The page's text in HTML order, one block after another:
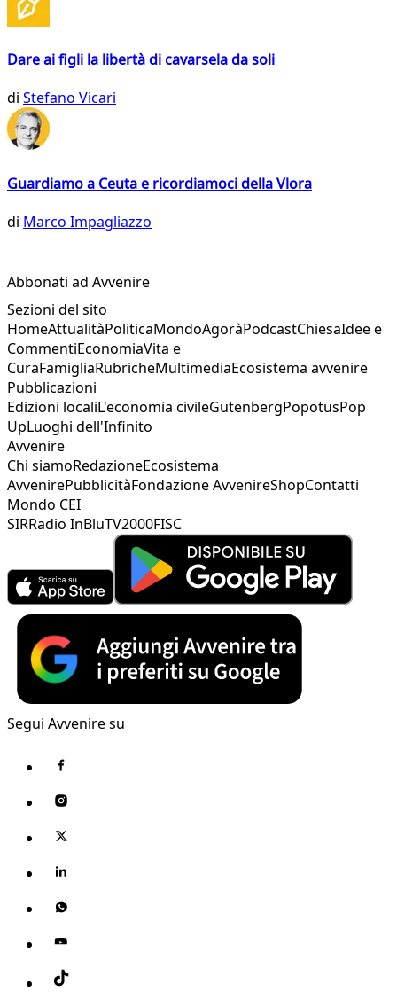
Dare ai figli la libertà di cavarsela da soli
di Stefano Vicari
Guardiamo a Ceuta e ricordiamoci della Vlora
di Marco Impagliazzo
Abbonati ad Avvenire
Sezioni del sito
HomeAttualitàPoliticaMondoAgoràPodcastChiesaIdee e
CommentiEconomiaVita e
CuraFamigliaRubricheMultimediaEcosistema avvenire
Pubblicazioni
Edizioni localiL'economia civileGutenbergPopotusPop
UpLuoghi dell'Infinito
Avvenire
Chi siamoRedazioneEcosistema
AvvenirePubblicitàFondazione AvvenireShopContatti
Mondo CEI
SIRRadio InBluTV2000FISC
Segui Avvenire su